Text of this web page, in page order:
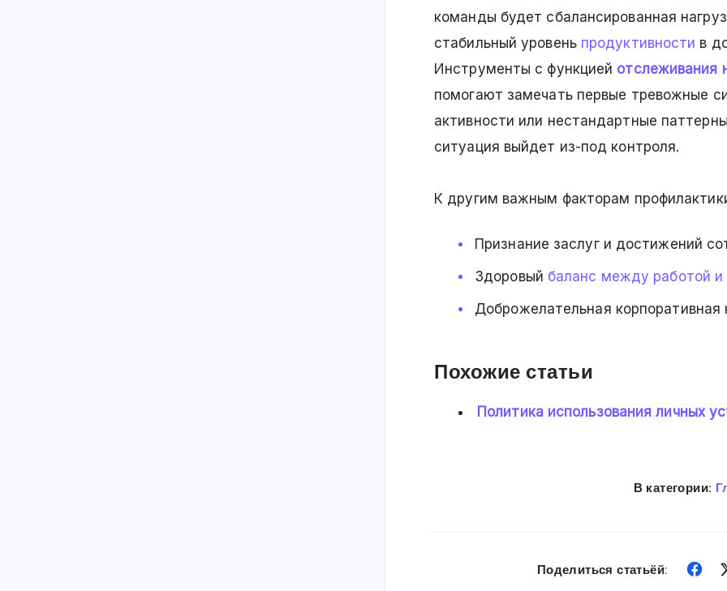
команды будет сбалансированная
стабильный уровень продуктивности в
Инструменты с функцией отслеживания
помогают замечать первые тревожные
активности или нестандартные
ситуация выйдет из-под контроля.
К другим важным факторам
Признание заслуг и достижений
Здоровый баланс между работой
Доброжелательная корпоративная
Похожие статьи
Политика использования личных
В категории:
Поделиться статьёй: